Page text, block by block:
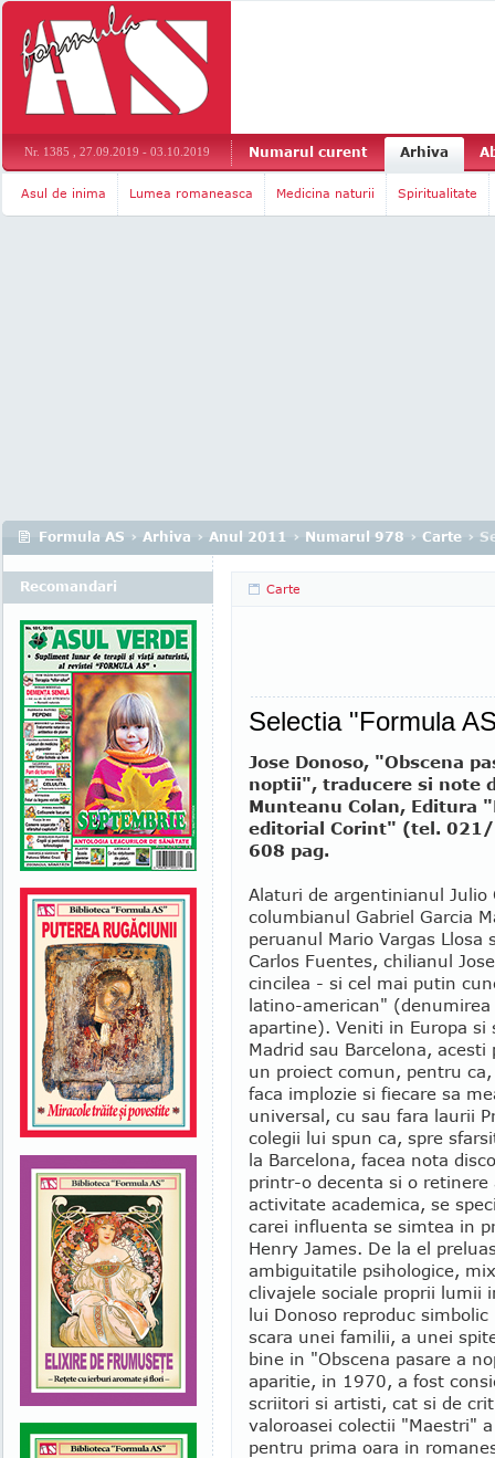
Nr. 1385 , 27.09.2019 - 03.10.2019 Numarul curent Arhiva
Asul de inima Lumea romaneasca Medicina naturii Spiritualitate
Formula AS › Arhiva › Anul 2011 › Numarul 978 › Carte ›
Carte
Selectia "Formula
Jose Donoso, "Obscena
noptii", traducere si note
Munteanu Colan, Editura
editorial Corint" (tel.
608 pag.
Alaturi de argentinianul Julio
columbianul Gabriel Garcia
peruanul Mario Vargas Llosa
Carlos Fuentes, chilianul
cincilea - si cel mai putin
latino-american"
apartine). Veniti in Europa
Madrid sau Barcelona,
un proiect comun, pentru
faca implozie si fiecare sa
universal, cu sau fara laurii
colegii lui spun ca, spre
la Barcelona, facea nota
printr-o decenta si o retinere
activitate academica, se
carei influenta se simtea in
Henry James. De la el
ambiguitatile psihologice,
clivajele sociale proprii lumii
lui Donoso reproduc
scara unei familii, a unei
bine in "Obscena pasare a
aparitie, in 1970, a fost
scriitori si artisti, cat si de
valoroasei colectii "Maestri"
pentru prima oara in
Recomandari